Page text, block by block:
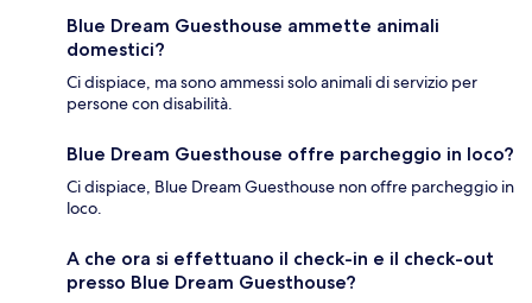
Blue Dream Guesthouse ammette animali
domestici?
Ci dispiace, ma sono ammessi solo animali di servizio per
persone con disabilità.
Blue Dream Guesthouse offre parcheggio in loco?
Ci dispiace, Blue Dream Guesthouse non offre parcheggio in
loco.
A che ora si effettuano il check-in e il check-out
presso Blue Dream Guesthouse?